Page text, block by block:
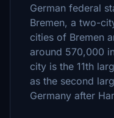
German federal
Bremen, a two-
cities of Bremen
around 570,000
city is the 11th
as the second
Germany after